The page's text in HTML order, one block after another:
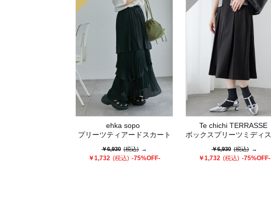
ehka sopo
プリーツティアードスカート
￥6,930 (税込) →
￥1,732 (税込) -75%OFF-
Te chichi TERRASSE
ボックスプリーツミディスカート
￥6,930 (税込) →
￥1,732 (税込) -75%OFF-